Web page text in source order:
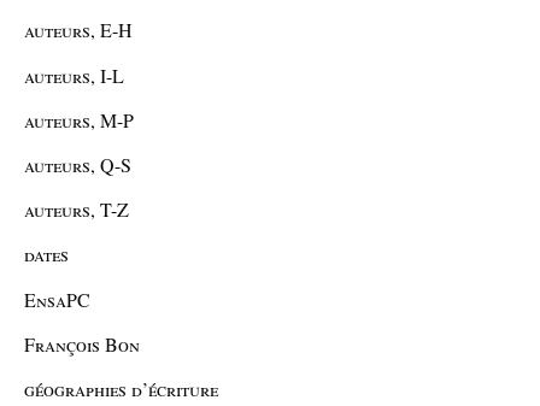
auteurs, E-H
auteurs, I-L
auteurs, M-P
auteurs, Q-S
auteurs, T-Z
dates
EnsaPC
François Bon
géographies d’écriture